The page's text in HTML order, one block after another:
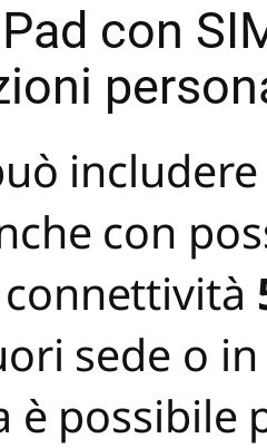
con
con
sede o
è possibile